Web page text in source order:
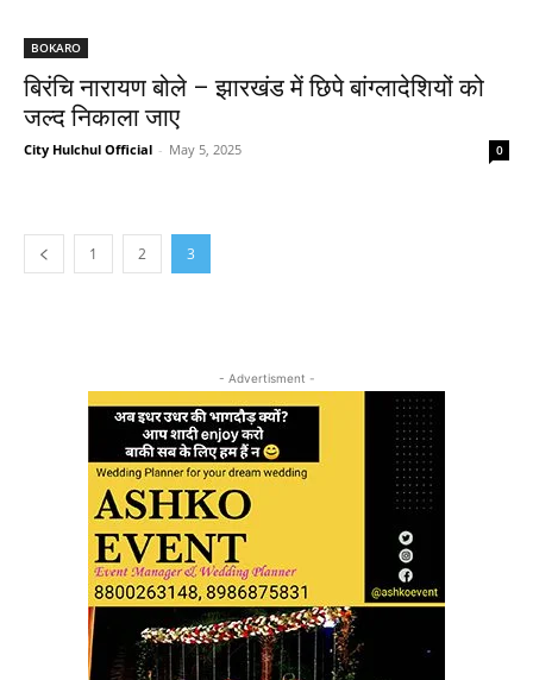
BOKARO
बिरंचि नारायण बोले – झारखंड में छिपे बांग्लादेशियों को
जल्द निकाला जाए
City Hulchul Official - May 5, 2025 0
1 2 3
- Advertisment -